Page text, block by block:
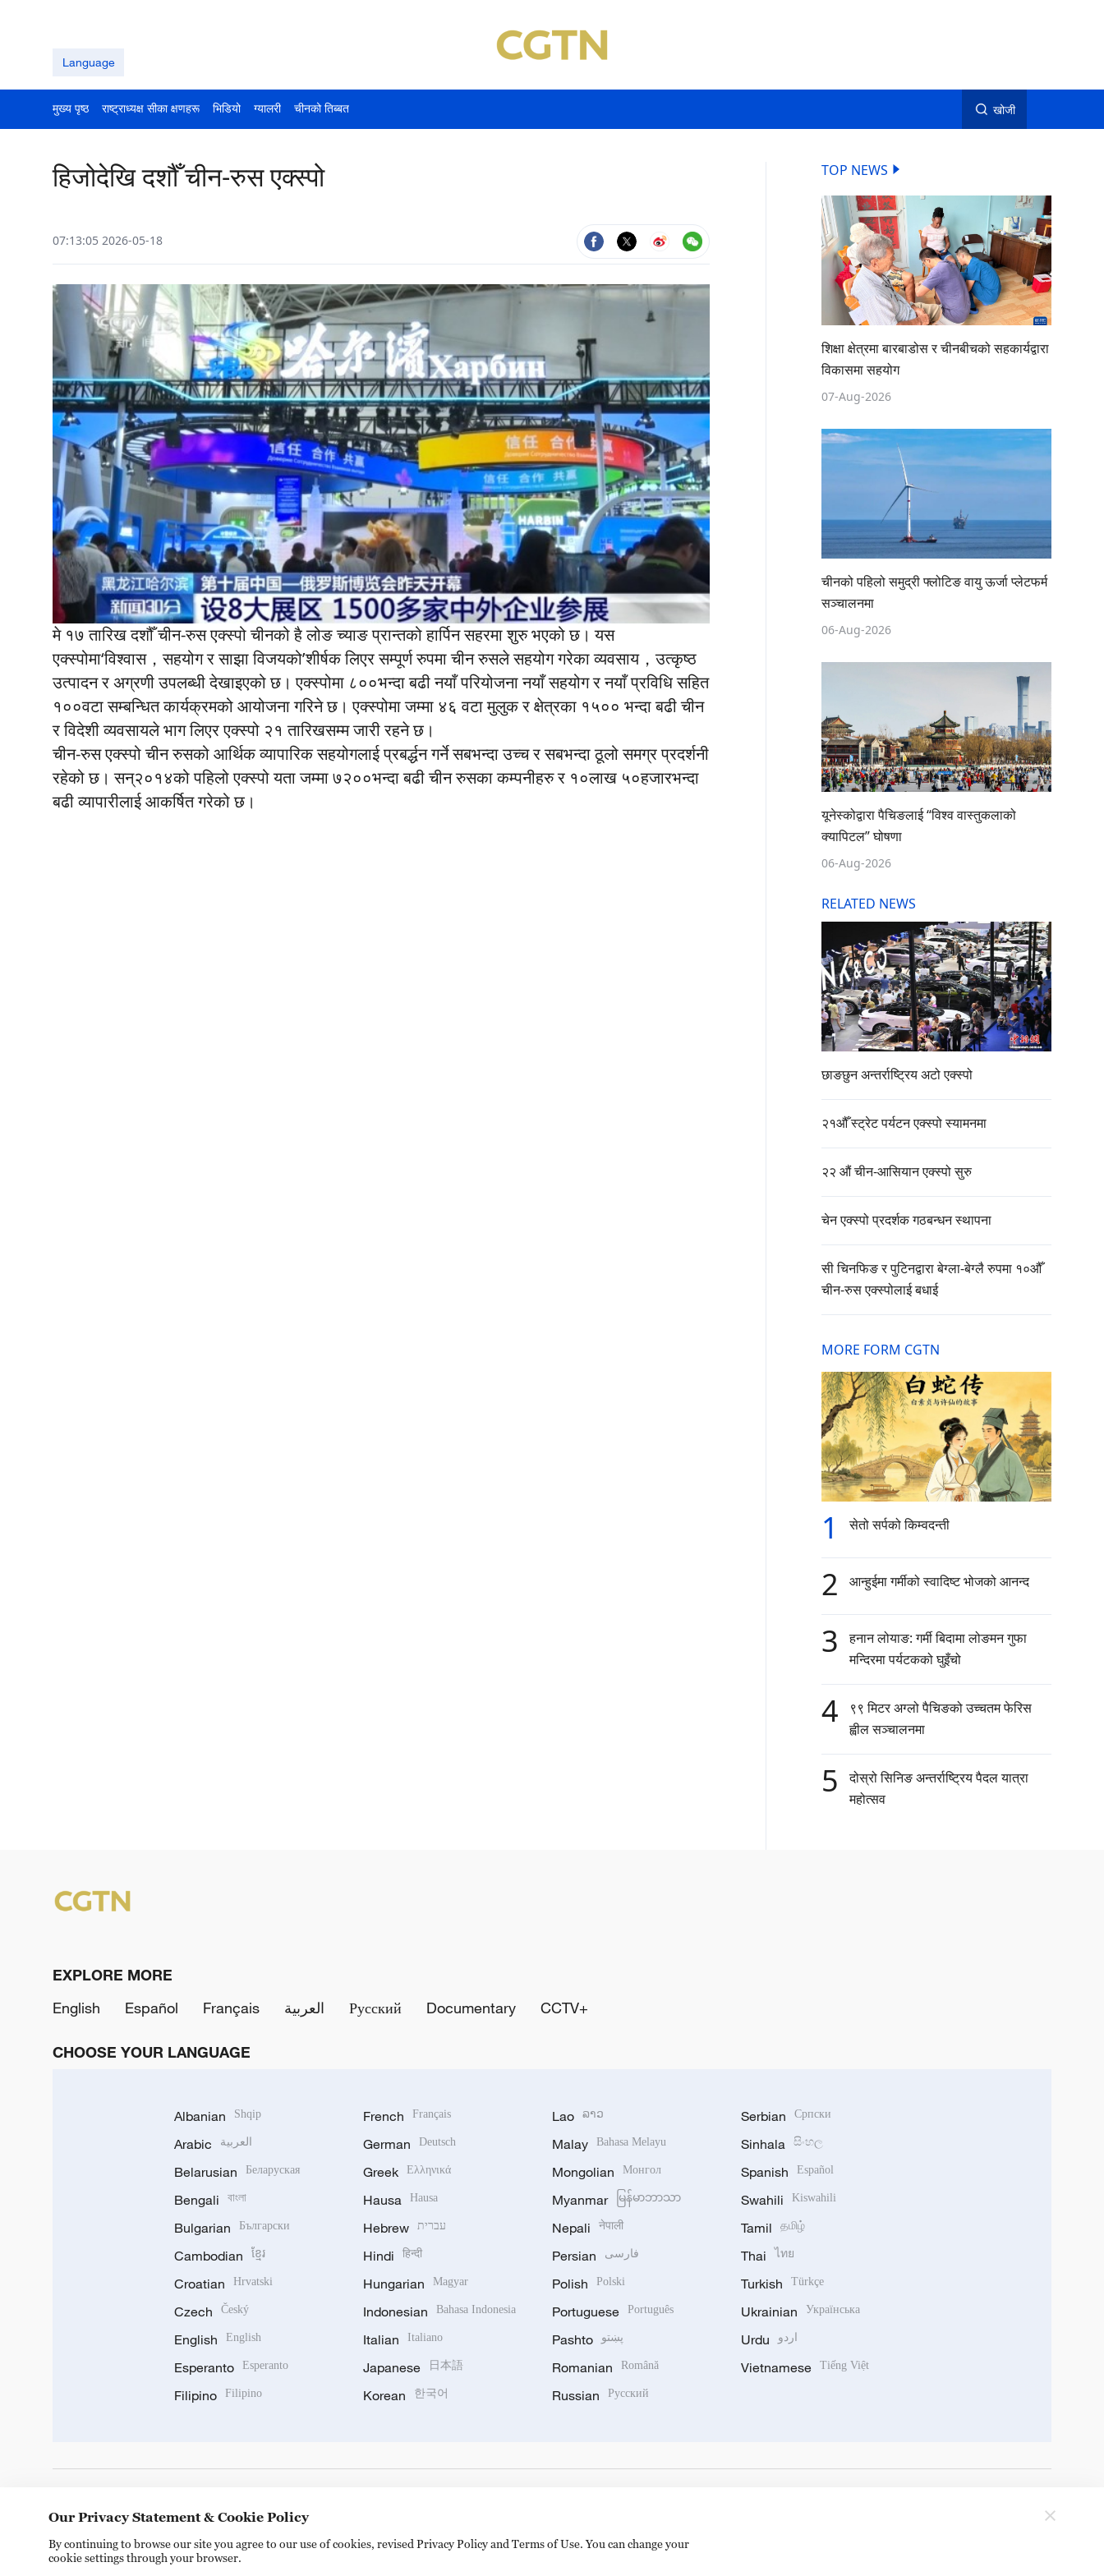
Language
मुख्य पृष्ठ राष्ट्राध्यक्ष सीका क्षणहरू भिडियो ग्यालरी चीनको तिब्बत खोजी
हिजोदेखि दशौँ चीन-रुस एक्स्पो
07:13:05 2026-05-18
मे १७ तारिख दशौँ चीन-रुस एक्स्पो चीनको है लोङ च्याङ प्रान्तको हार्पिन सहरमा शुरु भएको छ। यस
एक्स्पोमा‘विश्वास，सहयोग र साझा विजयको’शीर्षक लिएर सम्पूर्ण रुपमा चीन रुसले सहयोग गरेका व्यवसाय，उत्कृष्ठ
उत्पादन र अग्रणी उपलब्धी देखाइएको छ। एक्स्पोमा ८००भन्दा बढी नयाँ परियोजना नयाँ सहयोग र नयाँ प्रविधि सहित
१००वटा सम्बन्धित कार्यक्रमको आयोजना गरिने छ। एक्स्पोमा जम्मा ४६ वटा मुलुक र क्षेत्रका १५०० भन्दा बढी चीन
र विदेशी व्यवसायले भाग लिएर एक्स्पो २१ तारिखसम्म जारी रहने छ।
चीन-रुस एक्स्पो चीन रुसको आर्थिक व्यापारिक सहयोगलाई प्रबर्द्धन गर्ने सबभन्दा उच्च र सबभन्दा ठूलो समग्र प्रदर्शनी
रहेको छ। सन्२०१४को पहिलो एक्स्पो यता जम्मा ७२००भन्दा बढी चीन रुसका कम्पनीहरु र १०लाख ५०हजारभन्दा
बढी व्यापारीलाई आकर्षित गरेको छ।
TOP NEWS
शिक्षा क्षेत्रमा बारबाडोस र चीनबीचको सहकार्यद्वारा
विकासमा सहयोग
07-Aug-2026
चीनको पहिलो समुद्री फ्लोटिङ वायु ऊर्जा प्लेटफर्म
सञ्चालनमा
06-Aug-2026
यूनेस्कोद्वारा पैचिङलाई “विश्व वास्तुकलाको
क्यापिटल” घोषणा
06-Aug-2026
RELATED NEWS
छाङछुन अन्तर्राष्ट्रिय अटो एक्स्पो
२१औँ स्ट्रेट पर्यटन एक्स्पो स्यामनमा
२२ औं चीन-आसियान एक्स्पो सुरु
चेन एक्स्पो प्रदर्शक गठबन्धन स्थापना
सी चिनफिङ र पुटिनद्वारा बेग्ला-बेग्लै रुपमा १०औँ
चीन-रुस एक्स्पोलाई बधाई
MORE FORM CGTN
1 सेतो सर्पको किम्वदन्ती
2 आन्हुईमा गर्मीको स्वादिष्ट भोजको आनन्द
3
हनान लोयाङ: गर्मी बिदामा लोङमन गुफा
मन्दिरमा पर्यटकको घुइँचो
4
९९ मिटर अग्लो पैचिङको उच्चतम फेरिस
ह्वील सञ्चालनमा
5
दोस्रो सिनिङ अन्तर्राष्ट्रिय पैदल यात्रा
महोत्सव
EXPLORE MORE
English
Español Français العربية Русский Documentary CCTV+
CHOOSE YOUR LANGUAGE
Albanian Shqip
Arabic العربية
Belarusian Беларуская
Bengali বাংলা
Bulgarian Български
Cambodian ខ្មែរ
Croatian Hrvatski
Czech Český
English English
Esperanto Esperanto
Filipino Filipino
French Français
German Deutsch
Greek Ελληνικά
Hausa Hausa
Hebrew עברית
Hindi हिन्दी
Hungarian Magyar
Indonesian Bahasa Indonesia
Italian Italiano
Japanese 日本語
Korean 한국어
Lao ລາວ
Malay Bahasa Melayu
Mongolian Монгол
Myanmar မြန်မာဘာသာ
Nepali नेपाली
Persian فارسی
Polish Polski
Portuguese Português
Pashto پښتو
Romanian Română
Russian Русский
Serbian Српски
Sinhala සිංහල
Spanish Español
Swahili Kiswahili
Tamil தமிழ்
Thai ไทย
Turkish Türkçe
Ukrainian Українська
Urdu اردو
Vietnamese Tiếng Việt
Our Privacy Statement & Cookie Policy
By continuing to browse our site you agree to our use of cookies, revised Privacy Policy and Terms of Use. You can change your
cookie settings through your browser.